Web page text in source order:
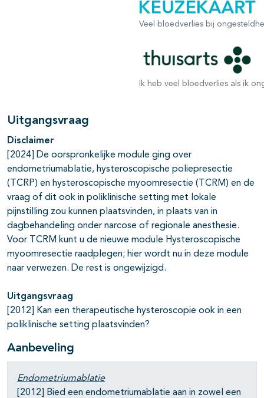
Veel bloedverlies bij
Ik heb veel bloedverlies als ik
Uitgangsvraag
Disclaimer
[2024] De oorspronkelijke module ging over
endometriumablatie, hysteroscopische poliepresectie
(TCRP) en hysteroscopische myoomresectie (TCRM) en de
vraag of dit ook in poliklinische setting met lokale
pijnstilling zou kunnen plaatsvinden, in plaats van in
dagbehandeling onder narcose of regionale anesthesie.
Voor TCRM kunt u de nieuwe module Hysteroscopische
myoomresectie raadplegen; hier wordt nu in deze module
naar verwezen. De rest is ongewijzigd.
Uitgangsvraag
[2012] Kan een therapeutische hysteroscopie ook in een
poliklinische setting plaatsvinden?
Aanbeveling
Endometriumablatie
[2012] Bied een endometriumablatie aan in zowel een